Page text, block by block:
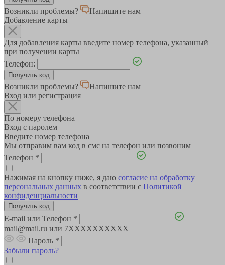
Возникли проблемы?
Напишите нам
Добавление карты
Для добавления карты введите номер телефона, указанный
при получении карты
Телефон:
Возникли проблемы?
Напишите нам
Вход или регистрация
По номеру телефона
Вход с паролем
Введите номер телефона
Мы отправим вам код в смс на телефон или позвоним
Телефон *
Нажимая на кнопку ниже, я даю согласие на обработку
персональных данных в соответствии с Политикой
конфиденциальности
E-mail или Телефон *
mail@mail.ru или 7XXXXXXXXXX
Пароль *
Забыли пароль?